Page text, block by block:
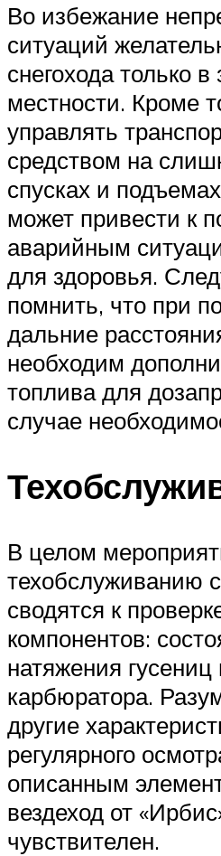
Во избежание
ситуаций
снегохода только в
местности. Кроме
управлять
средством на
спусках и
может привести к
аварийным
для здоровья.
помнить, что при
дальние
необходим
топлива для
случае
В целом
техобслуживанию
сводятся к
компонентов:
натяжения
карбюратора.
другие
регулярного
описанным
вездеход от
чувствителен.